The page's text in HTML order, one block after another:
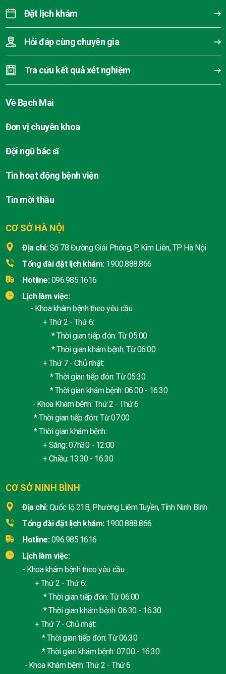
CƠ SỞ HÀ NỘI
Địa chỉ: Số 78 Đường Giải Phóng, P. Kim Liên, TP Hà Nội
Tổng đài đặt lịch khám: 1900.888.866
Hotline: 096.985.1616
Lịch làm việc:
- Khoa khám bệnh theo yêu cầu
+ Thứ 2 - Thứ 6:
* Thời gian tiếp đón: Từ 05:00
* Thời gian khám bệnh: Từ 06:00
+ Thứ 7 - Chủ nhật:
* Thời gian tiếp đón: Từ 05:30
* Thời gian khám bệnh: 06:00 - 16:30
- Khoa Khám bệnh: Thứ 2 - Thứ 6
* Thời gian tiếp đón: Từ 07:00
* Thời gian khám bệnh:
+ Sáng: 07h30 - 12:00
+ Chiều: 13:30 - 16:30
CƠ SỞ NINH BÌNH
Địa chỉ: Quốc lộ 21B, Phường Liêm Tuyền, Tỉnh Ninh Bình
Tổng đài đặt lịch khám: 1900.888.866
Hotline: 096.985.1616
Lịch làm việc:
- Khoa khám bệnh theo yêu cầu
+ Thứ 2 - Thứ 6:
* Thời gian tiếp đón: Từ 06:00
* Thời gian khám bệnh: 06:30 - 16:30
+ Thứ 7 - Chủ nhật:
* Thời gian tiếp đón: Từ 06:30
* Thời gian khám bệnh: 07:00 - 16:30
- Khoa Khám bệnh: Thứ 2 - Thứ 6
Đặt lịch khám
Hỏi đáp cùng chuyên gia
Tra cứu kết quả xét nghiệm
Về Bạch Mai
Đơn vị chuyên khoa
Đội ngũ bác sĩ
Tin hoạt động bệnh viện
Tin mời thầu